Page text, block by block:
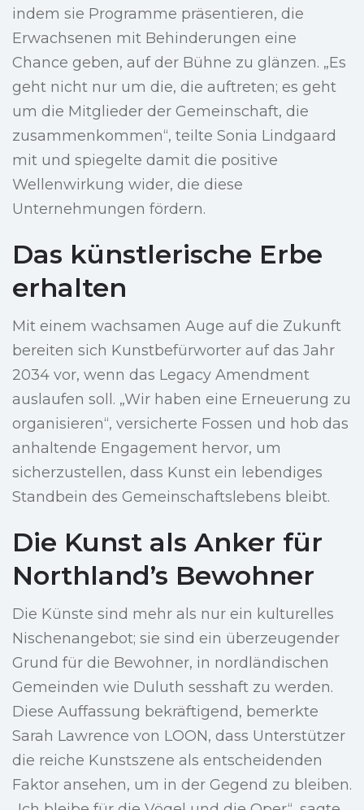
indem sie Programme präsentieren, die
Erwachsenen mit Behinderungen eine
Chance geben, auf der Bühne zu glänzen. „Es
geht nicht nur um die, die auftreten; es geht
um die Mitglieder der Gemeinschaft, die
zusammenkommen“, teilte Sonia Lindgaard
mit und spiegelte damit die positive
Wellenwirkung wider, die diese
Unternehmungen fördern.
Das künstlerische Erbe
erhalten
Mit einem wachsamen Auge auf die Zukunft
bereiten sich Kunstbefürworter auf das Jahr
2034 vor, wenn das Legacy Amendment
auslaufen soll. „Wir haben eine Erneuerung zu
organisieren“, versicherte Fossen und hob das
anhaltende Engagement hervor, um
sicherzustellen, dass Kunst ein lebendiges
Standbein des Gemeinschaftslebens bleibt.
Die Kunst als Anker für
Northland’s Bewohner
Die Künste sind mehr als nur ein kulturelles
Nischenangebot; sie sind ein überzeugender
Grund für die Bewohner, in nordländischen
Gemeinden wie Duluth sesshaft zu werden.
Diese Auffassung bekräftigend, bemerkte
Sarah Lawrence von LOON, dass Unterstützer
die reiche Kunstszene als entscheidenden
Faktor ansehen, um in der Gegend zu bleiben.